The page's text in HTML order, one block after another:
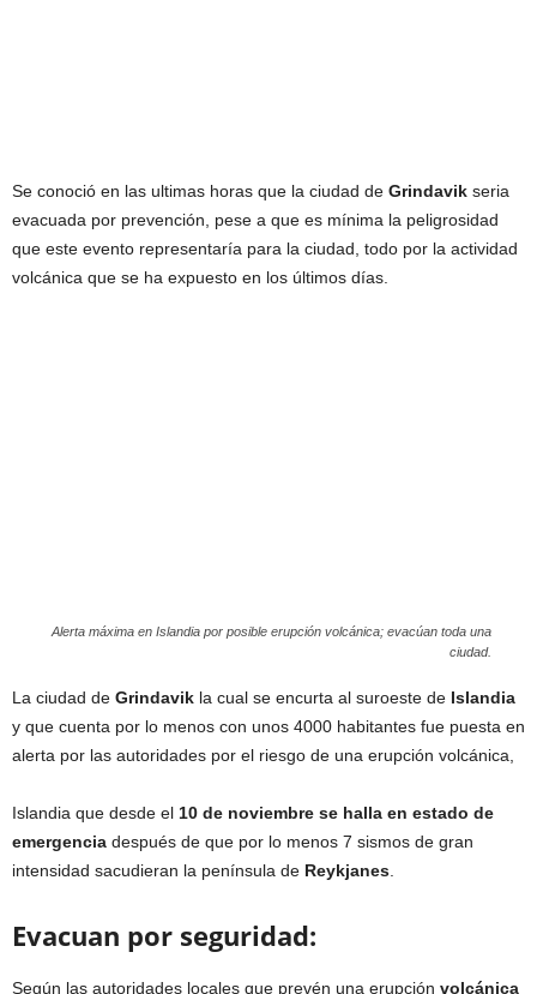
Se conoció en las ultimas horas que la ciudad de Grindavik seria
evacuada por prevención, pese a que es mínima la peligrosidad
que este evento representaría para la ciudad, todo por la actividad
volcánica que se ha expuesto en los últimos días.
Alerta máxima en Islandia por posible erupción volcánica; evacúan toda una
ciudad.
La ciudad de Grindavik la cual se encurta al suroeste de Islandia
y que cuenta por lo menos con unos 4000 habitantes fue puesta en
alerta por las autoridades por el riesgo de una erupción volcánica,
Islandia que desde el 10 de noviembre se halla en estado de
emergencia después de que por lo menos 7 sismos de gran
intensidad sacudieran la península de Reykjanes
Evacuan por seguridad:
Según las autoridades locales que prevén una erupción volcánica